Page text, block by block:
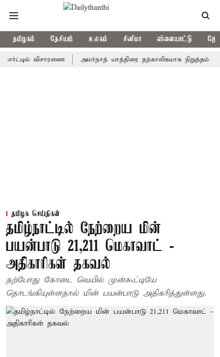
தமிழகம் தேசியம் உலகம் சினிமா விளையாட்டு
விசாரணை அமர்நாத் யாத்திரை தற்காலிகமாக நிறுத்தம்
தமிழக செய்திகள்
தமிழ்நாட்டில் நேற்றைய மின்
பயன்பாடு 21,211 மெகாவாட் -
அதிகாரிகள் தகவல்
தற்போது கோடை வெயில் முன்கூட்டியே
தொடங்கியுள்ளதால் மின் பயன்பாடு அதிகரித்துள்ளது.